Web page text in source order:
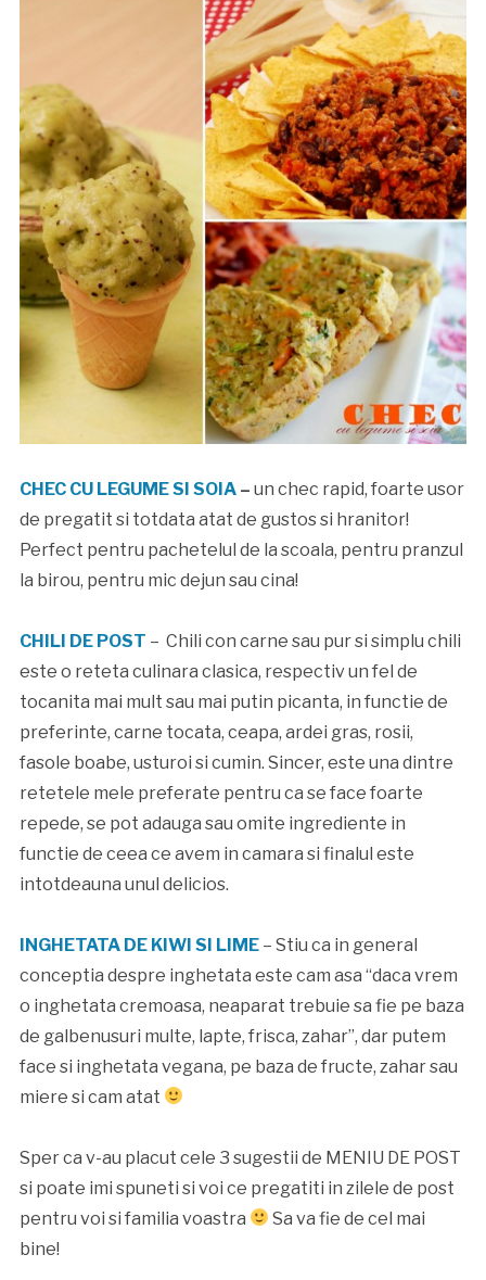
CHEC CU LEGUME SI SOIA– un chec rapid, foarte usor
de pregatit si totdata atat de gustos si hranitor!
Perfect pentru pachetelul de la scoala, pentru pranzul
la birou, pentru mic dejun sau cina!
CHILI DE POST – Chili con carne sau pur si simplu chili
este o reteta culinara clasica, respectiv un fel de
tocanita mai mult sau mai putin picanta, in functie de
preferinte, carne tocata, ceapa, ardei gras, rosii,
fasole boabe, usturoi si cumin. Sincer, este una dintre
retetele mele preferate pentru ca se face foarte
repede, se pot adauga sau omite ingrediente in
functie de ceea ce avem in camara si finalul este
intotdeauna unul delicios.
INGHETATA DE KIWI SI LIME– Stiu ca in general
conceptia despre inghetata este cam asa “daca vrem
o inghetata cremoasa, neaparat trebuie sa fie pe baza
de galbenusuri multe, lapte, frisca, zahar”, dar putem
face si inghetata vegana, pe baza de fructe, zahar sau
miere si cam atat
Sper ca v-au placut cele 3 sugestii de MENIU DE POST
si poate imi spuneti si voi ce pregatiti in zilele de post
pentru voi si familia voastra
Sa va fie de cel mai
bine!